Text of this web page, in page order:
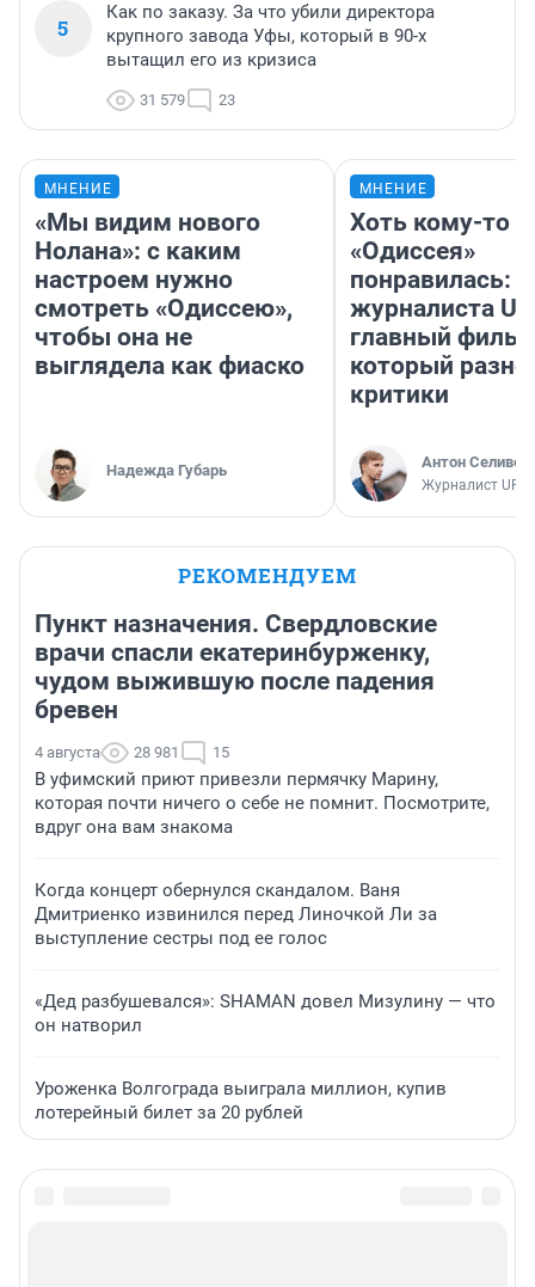
5
Как по заказу. За что убили директора
крупного завода Уфы, который в 90-х
вытащил его из кризиса
31 579 23
МНЕНИЕ
«Мы видим нового
Нолана»: с каким
настроем нужно
смотреть «Одиссею»,
чтобы она не
выглядела как фиаско
Надежда Губарь
МНЕНИЕ
Хоть кому-то
«Одиссея»
понравилась:
журналиста
главный
который
критики
Антон
Журналист
РЕКОМЕНДУЕМ
Пункт назначения. Свердловские
врачи спасли екатеринбурженку,
чудом выжившую после падения
бревен
4 августа 28 981 15
В уфимский приют привезли пермячку Марину,
которая почти ничего о себе не помнит. Посмотрите,
вдруг она вам знакома
Когда концерт обернулся скандалом. Ваня
Дмитриенко извинился перед Линочкой Ли за
выступление сестры под ее голос
«Дед разбушевался»: SHAMAN довел Мизулину — что
он натворил
Уроженка Волгограда выиграла миллион, купив
лотерейный билет за 20 рублей